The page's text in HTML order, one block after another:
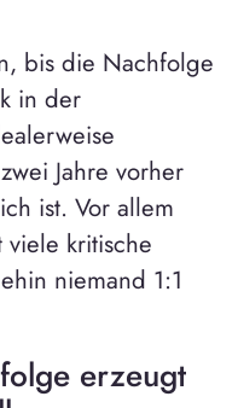
bis die Nachfolge
in der
Jahre vorher
ist. Vor allem
kritische
niemand 1:1
erzeugt